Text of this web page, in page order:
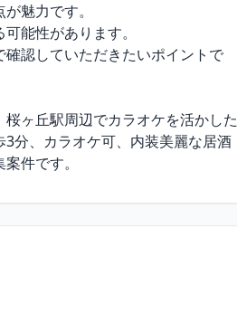
魅力です。
能性があります。
認していただきたいポイントで
ヶ丘駅周辺でカラオケを活かした
分、カラオケ可、内装美麗な居酒
件です。